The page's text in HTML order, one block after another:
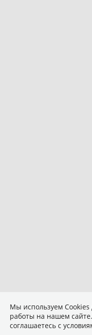
Мы используем Сookies
работы на нашем
соглашаетесь с